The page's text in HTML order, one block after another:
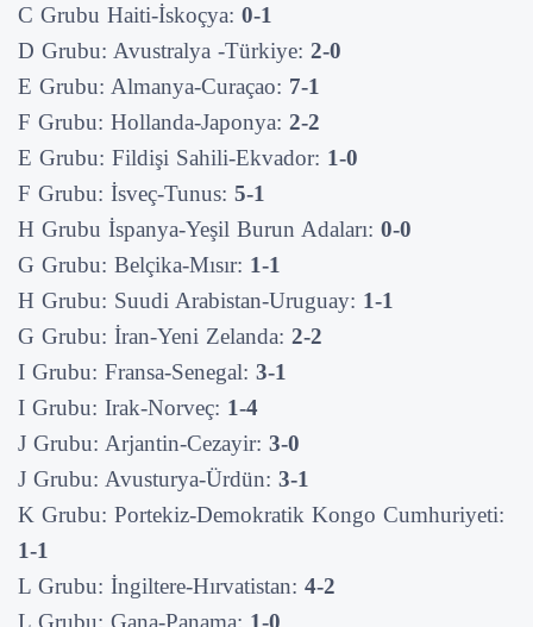
C Grubu Haiti-İskoçya: 0-1
D Grubu: Avustralya -Türkiye: 2-0
E Grubu: Almanya-Curaçao: 7-1
F Grubu: Hollanda-Japonya: 2-2
E Grubu: Fildişi Sahili-Ekvador: 1-0
F Grubu: İsveç-Tunus: 5-1
H Grubu İspanya-Yeşil Burun Adaları: 0-0
G Grubu: Belçika-Mısır: 1-1
H Grubu: Suudi Arabistan-Uruguay: 1-1
G Grubu: İran-Yeni Zelanda: 2-2
I Grubu: Fransa-Senegal: 3-1
I Grubu: Irak-Norveç: 1-4
J Grubu: Arjantin-Cezayir: 3-0
J Grubu: Avusturya-Ürdün: 3-1
K Grubu: Portekiz-Demokratik Kongo Cumhuriyeti:
1-1
L Grubu: İngiltere-Hırvatistan: 4-2
L Grubu: Gana-Panama: 1-0